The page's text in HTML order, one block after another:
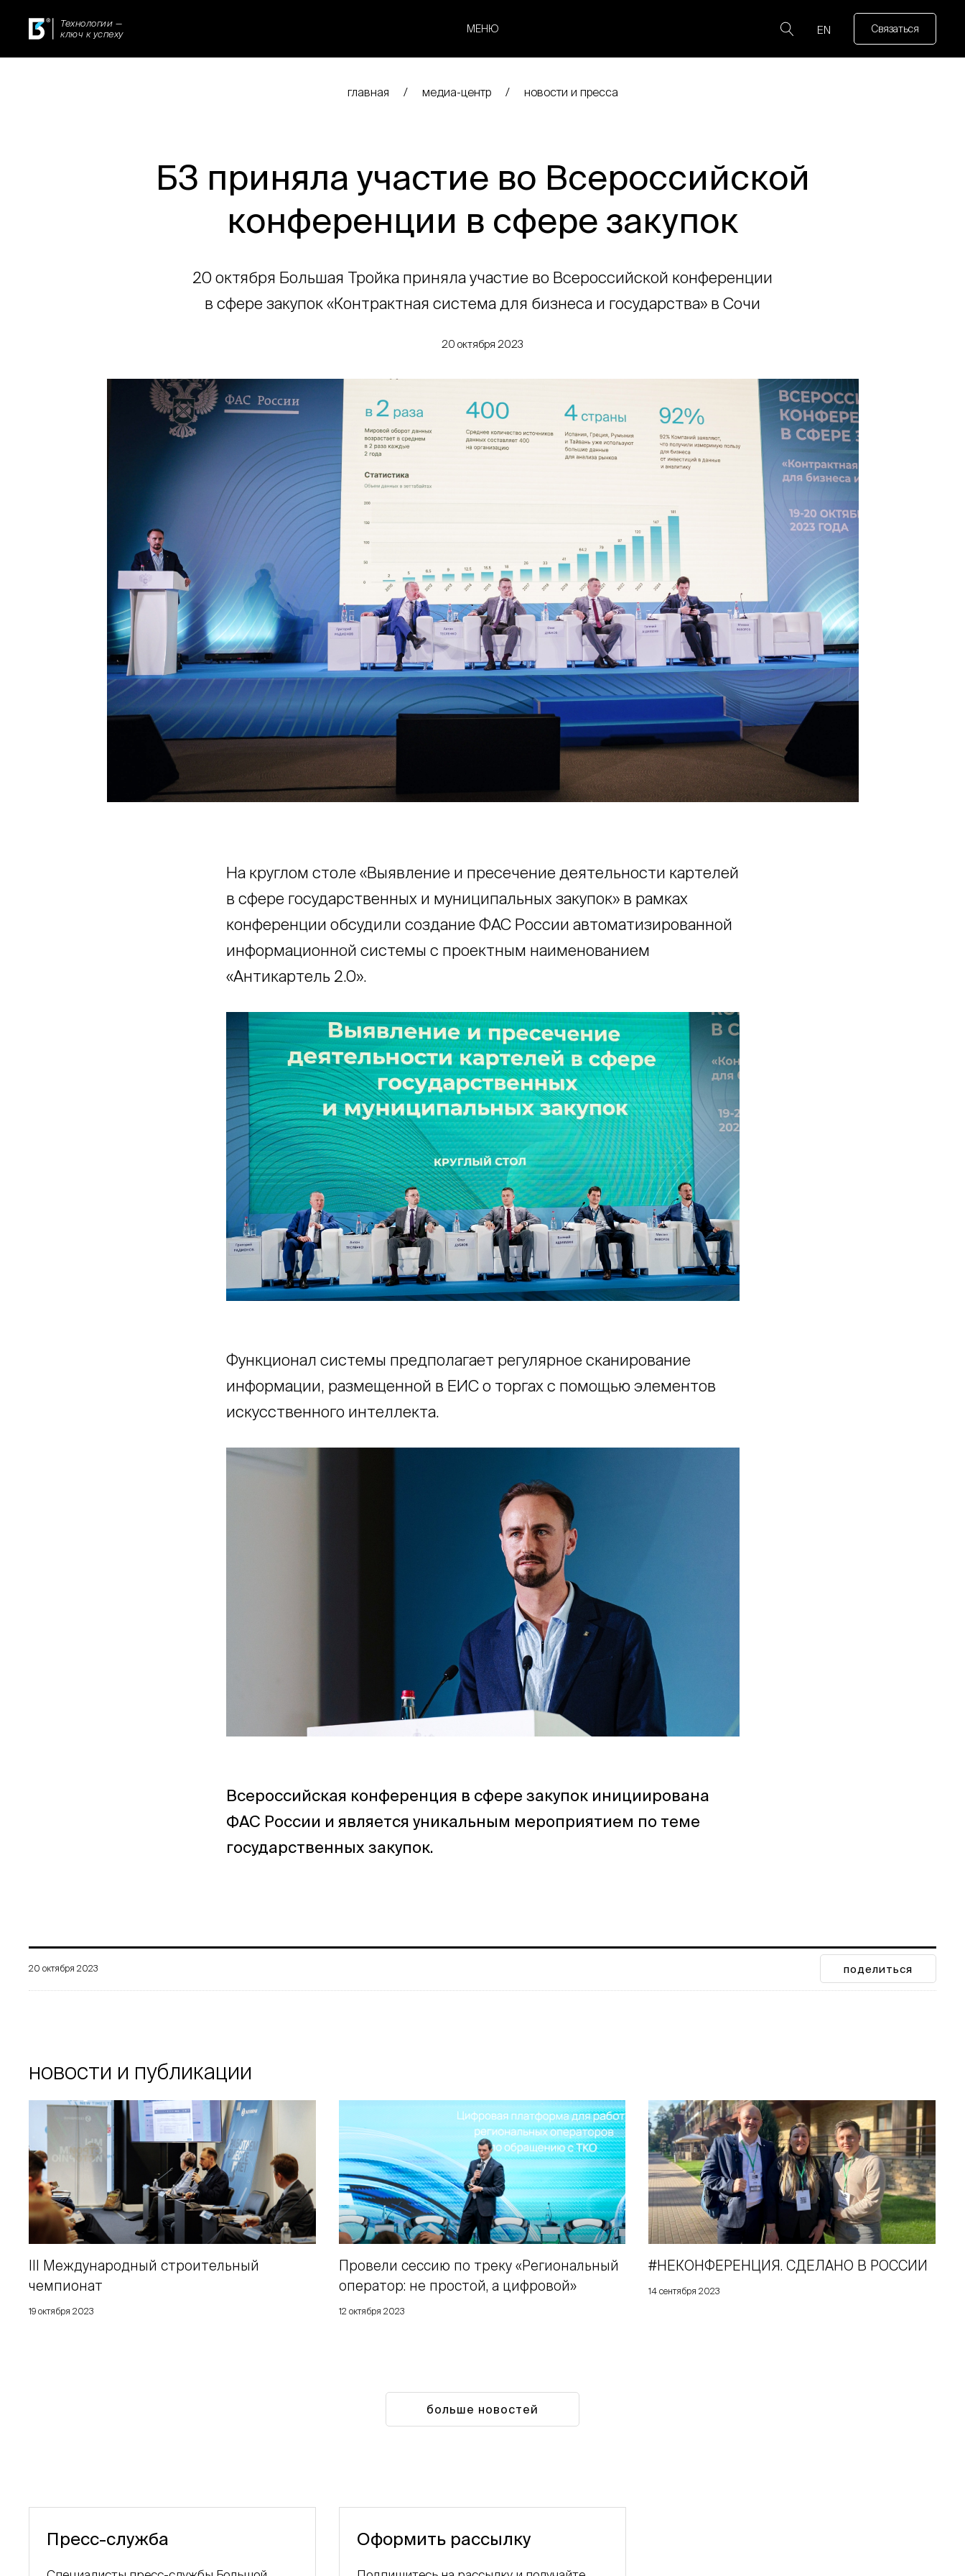
Технологии —
ключ к успеху
МЕНЮ EN Связаться
главная медиа-центр новости и пресса
Б3 приняла участие во Всероссийской
конференции в сфере закупок
20 октября Большая Тройка приняла участие во Всероссийской конференции
в сфере закупок «Контрактная система для бизнеса и государства» в Сочи
20 октября 2023
На круглом столе «Выявление и пресечение деятельности картелей
в сфере государственных и муниципальных закупок» в рамках
конференции обсудили создание ФАС России автоматизированной
информационной системы с проектным наименованием
«Антикартель 2.0».
Функционал системы предполагает регулярное сканирование
информации, размещенной в ЕИС о торгах с помощью элементов
искусственного интеллекта.
Всероссийская конференция в сфере закупок инициирована
ФАС России и является уникальным мероприятием по теме
государственных закупок.
20 октября 2023 поделиться
новости и публикации
19 октября 2023
III Международный строительный
чемпионат
12 октября 2023
Провели сессию по треку «Региональный
оператор: не простой, а цифровой»
14 сентября 2023
#НЕКОНФЕРЕНЦИЯ. СДЕЛАНО В РОССИИ
больше новостей
Пресс-служба Оформить рассылку